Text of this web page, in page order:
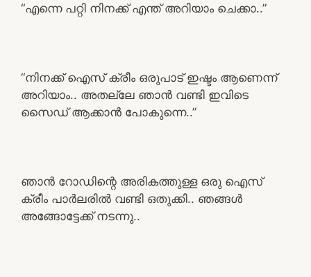
“എന്നെ പറ്റി നിനക്ക് എന്ത് അറിയാം ചെക്കാ..”
“നിനക്ക് ഐസ് ക്രീം ഒരുപാട് ഇഷ്ടം ആണെന്ന്
അറിയാം.. അതല്ലേ ഞാൻ വണ്ടി ഇവിടെ
സൈഡ് ആക്കാൻ പോകുന്നെ..”
ഞാൻ റോഡിന്റെ അരികത്തുള്ള ഒരു ഐസ്
ക്രീം പാർലരിൽ വണ്ടി ഒതുക്കി.. ഞങ്ങൾ
അങ്ങോട്ടേക്ക് നടന്നു..